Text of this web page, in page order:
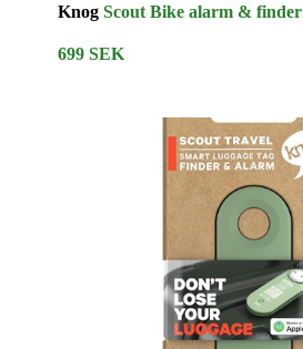
KnogScout Bike alarm & finder
699 SEK